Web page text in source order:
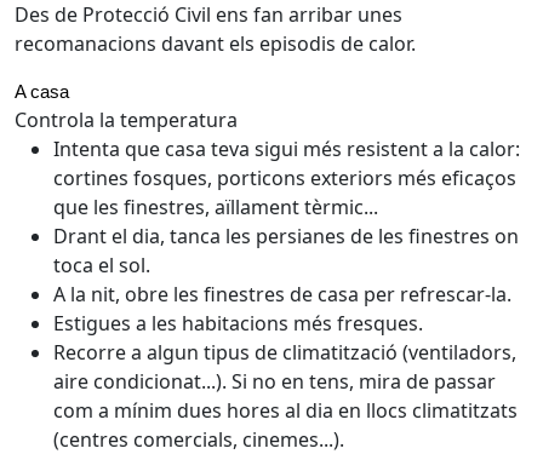
Des de Protecció Civil ens fan arribar unes
recomanacions davant els episodis de calor.
A casa
Controla la temperatura
Intenta que casa teva sigui més resistent a la calor:
cortines fosques, porticons exteriors més eficaços
que les finestres, aïllament tèrmic...
Drant el dia, tanca les persianes de les finestres on
toca el sol.
A la nit, obre les finestres de casa per refrescar-la.
Estigues a les habitacions més fresques.
Recorre a algun tipus de climatització (ventiladors,
aire condicionat...). Si no en tens, mira de passar
com a mínim dues hores al dia en llocs climatitzats
(centres comercials, cinemes...).